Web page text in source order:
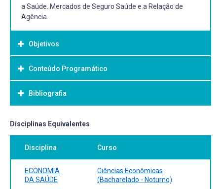
a Saúde. Mercados de Seguro Saúde e a Relação de
Agência.
Objetivos
Objetivo Geral:
Um dos principais objetivos é mostrar quais são e como
aplicar os
mercado de saúde quais as
evidências disponíveis que confirmam ou refutam tais
Conteúdo Programático
Bibliografia
Bibliografia Básica:
PIOLA, S. F.; VIANNA, S. M. Economia da saúde: conceitos e
contribuição para a gestão da saúde. Brasília: IPEA, 1995.
Disponível em:
https://repositorio.ipea.gov.br/bitstream/11058/3036/27/
. Acesso em: 24 fev. 2024.
Disciplinas Equivalentes
Disciplina Curso
ECONOMIA
DA SAÚDE
Ciências Econômicas
(Bacharelado - Noturno)